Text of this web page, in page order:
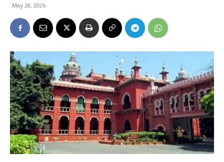
May 28, 2026